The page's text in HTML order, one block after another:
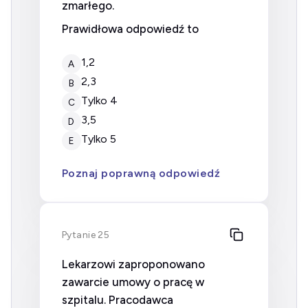
zmarłego.
Prawidłowa odpowiedź to
A 1,2
B 2,3
C tylko 4
D 3,5
E tylko 5
Poznaj poprawną odpowiedź
Pytanie 25
Lekarzowi zaproponowano
zawarcie umowy o pracę w
szpitalu. Pracodawca